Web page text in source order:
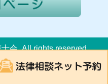
会. All rights reserved.